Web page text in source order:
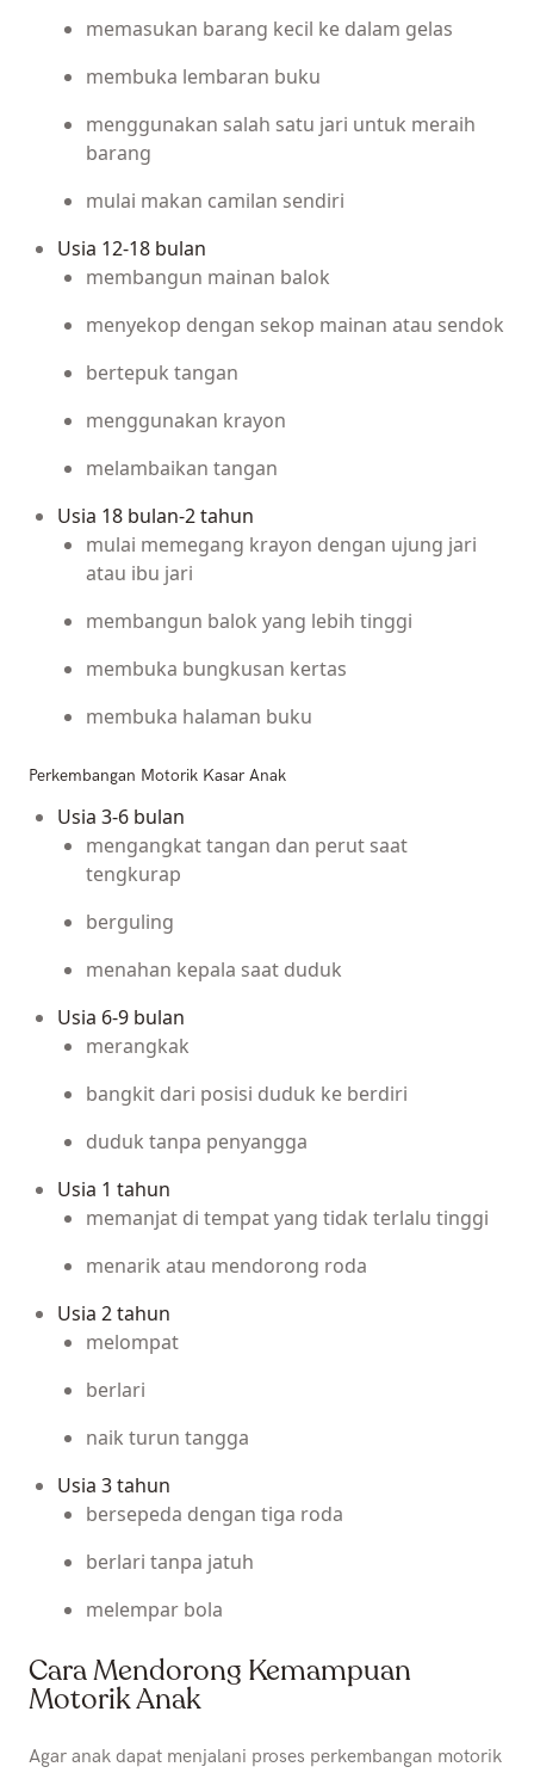
memasukan barang kecil ke dalam gelas
membuka lembaran buku
menggunakan salah satu jari untuk meraih
barang
mulai makan camilan sendiri
Usia 12-18 bulan
membangun mainan balok
menyekop dengan sekop mainan atau sendok
bertepuk tangan
menggunakan krayon
melambaikan tangan
Usia 18 bulan-2 tahun
mulai memegang krayon dengan ujung jari
atau ibu jari
membangun balok yang lebih tinggi
membuka bungkusan kertas
membuka halaman buku
Perkembangan Motorik Kasar Anak
Usia 3-6 bulan
mengangkat tangan dan perut saat
tengkurap
berguling
menahan kepala saat duduk
Usia 6-9 bulan
merangkak
bangkit dari posisi duduk ke berdiri
duduk tanpa penyangga
Usia 1 tahun
memanjat di tempat yang tidak terlalu tinggi
menarik atau mendorong roda
Usia 2 tahun
melompat
berlari
naik turun tangga
Usia 3 tahun
bersepeda dengan tiga roda
berlari tanpa jatuh
melempar bola
Cara Mendorong Kemampuan
Motorik Anak
Agar anak dapat menjalani proses perkembangan motorik